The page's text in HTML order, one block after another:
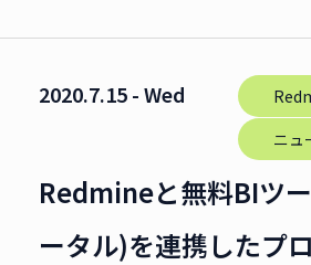
2020.7.15 - Wed
ニュ
Redmineと無料BIツ
ータル)を連携したプ